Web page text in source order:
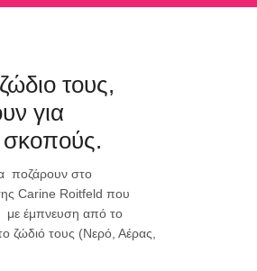
τους,
για
ποζάρουν στο
Carine Roitfeld που
με έμπνευση από το
ζώδιό τους (Νερό, Αέρας,